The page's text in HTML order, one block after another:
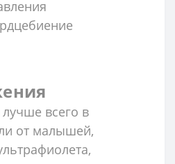
всего в
от малышей,